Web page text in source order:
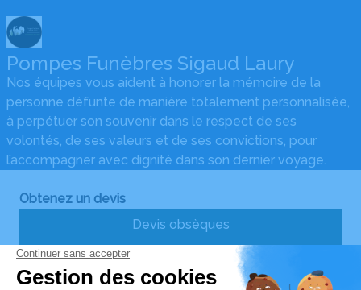
Pompes Funèbres Sigaud Laury
Nos équipes vous aident à honorer la mémoire de la
personne défunte de manière totalement personnalisée,
à perpétuer son souvenir dans le respect de ses
volontés, de ses valeurs et de ses convictions, pour
l’accompagner avec dignité dans son dernier voyage.
Obtenez un devis
Devis obsèques
Devis prévoyance